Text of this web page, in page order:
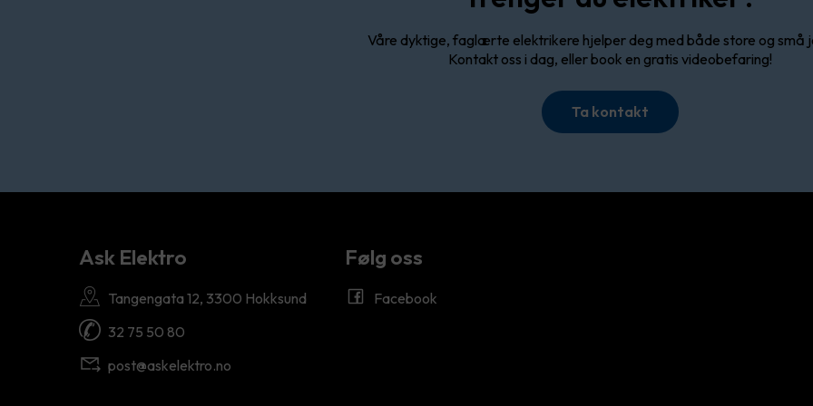
Våre dyktige, faglærte elektrikere hjelper deg med både store og små
Kontakt oss i dag, eller book en gratis videobefaring!
Ta kontakt
Ask Elektro
Tangengata 12, 3300 Hokksund
32 75 50 80
post@askelektro.no
Følg oss
Facebook